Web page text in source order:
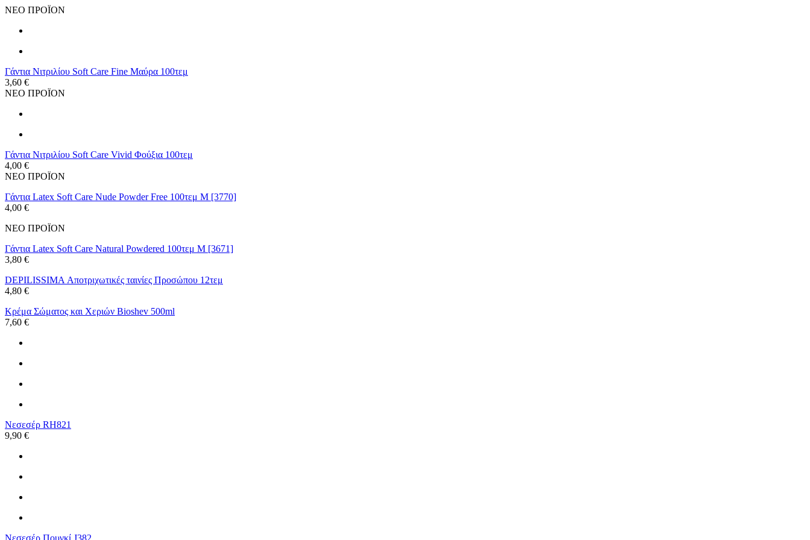
ΝΕΟ ΠΡΟΪΟΝ
Γάντια Νιτριλίου Soft Care Fine Μαύρα 100τεμ
3,60 €
ΝΕΟ ΠΡΟΪΟΝ
Γάντια Νιτριλίου Soft Care Vivid Φούξια 100τεμ
4,00 €
ΝΕΟ ΠΡΟΪΟΝ
Γάντια Latex Soft Care Nude Powder Free 100τεμ M [3770]
4,00 €
ΝΕΟ ΠΡΟΪΟΝ
Γάντια Latex Soft Care Natural Powdered 100τεμ M [3671]
3,80 €
DEPILISSIMA Αποτριχωτικές ταινίες Προσώπου 12τεμ
4,80 €
Κρέμα Σώματος και Χεριών Bioshev 500ml
7,60 €
Νεσεσέρ RH821
9,90 €
Νεσεσέρ Πουγκί J382